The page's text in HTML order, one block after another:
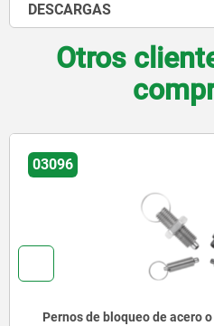
DESCARGAS
Otros
03092
Pernos de bloqueo de acero